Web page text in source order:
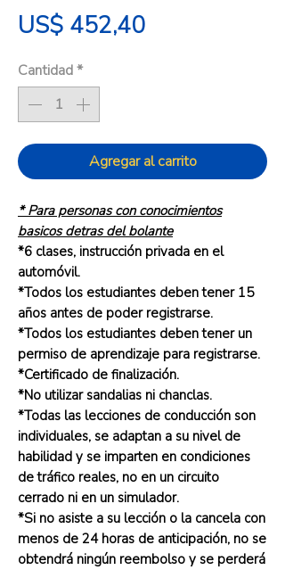
US$ 452,40Precio
Cantidad*
Agregar al carrito
* Para personas con conocimientos
basicos detras del bolante
*6 clases, instrucción privada en el
automóvil.
*Todos los estudiantes deben tener 15
años antes de poder registrarse.
*Todos los estudiantes deben tener un
permiso de aprendizaje para registrarse.
*Certificado de finalización.
*No utilizar sandalias ni chanclas.
*Todas las lecciones de conducción son
individuales, se adaptan a su nivel de
habilidad y se imparten en condiciones
de tráfico reales, no en un circuito
cerrado ni en un simulador.
*Si no asiste a su lección o la cancela con
menos de 24 horas de anticipación, no se
obtendrá ningún reembolso y se perderá